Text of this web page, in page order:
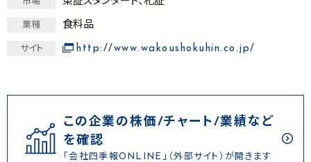
業種 食料品
サイト http://www.wakoushokuhin.co.jp/
この企業の株価/チャート/業績など
を確認
「会社四季報ONLINE」（外部サイト）が開きます